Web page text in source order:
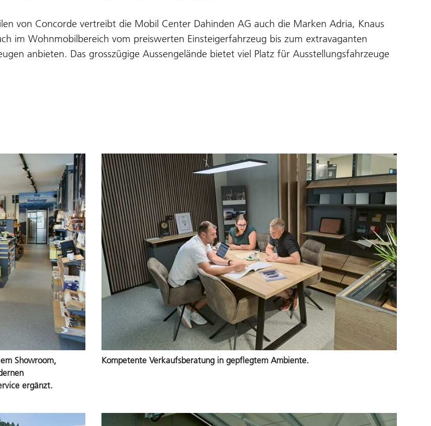
von Concorde vertreibt die Mobil Center Dahinden AG auch die Marken Adria, Knaus
im Wohnmobilbereich vom preiswerten Einsteigerfahrzeug bis zum extravaganten
anbieten. Das grosszügige Aussengelände bietet viel Platz für Ausstellungsfahrzeuge
Showroom,
ergänzt.
Kompetente Verkaufsberatung in gepflegtem Ambiente.